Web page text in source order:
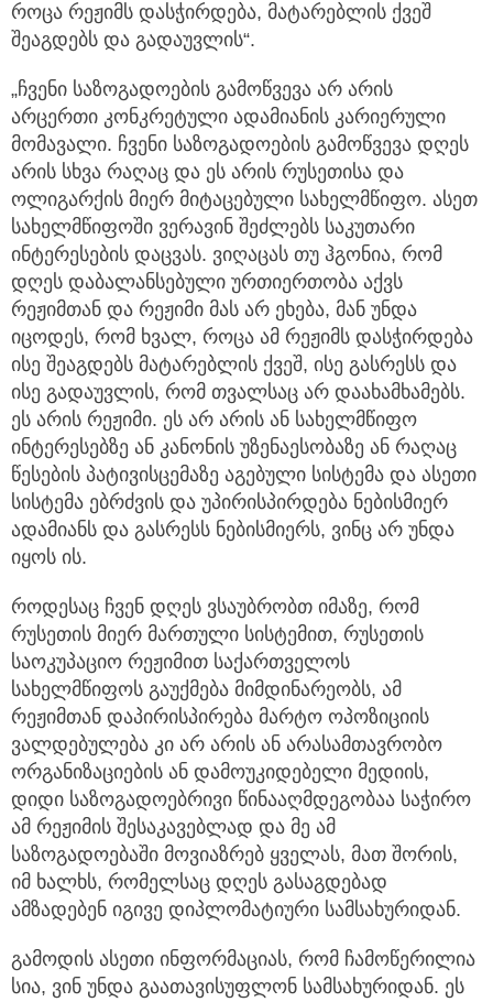
როცა რეჟიმს დასჭირდება, მატარებლის ქვეშ
შეაგდებს და გადაუვლის“.
„ჩვენი საზოგადოების გამოწვევა არ არის
არცერთი კონკრეტული ადამიანის კარიერული
მომავალი. ჩვენი საზოგადოების გამოწვევა დღეს
არის სხვა რაღაც და ეს არის რუსეთისა და
ოლიგარქის მიერ მიტაცებული სახელმწიფო. ასეთ
სახელმწიფოში ვერავინ შეძლებს საკუთარი
ინტერესების დაცვას. ვიღაცას თუ ჰგონია, რომ
დღეს დაბალანსებული ურთიერთობა აქვს
რეჟიმთან და რეჟიმი მას არ ეხება, მან უნდა
იცოდეს, რომ ხვალ, როცა ამ რეჟიმს დასჭირდება
ისე შეაგდებს მატარებლის ქვეშ, ისე გასრესს და
ისე გადაუვლის, რომ თვალსაც არ დაახამხამებს.
ეს არის რეჟიმი. ეს არ არის ან სახელმწიფო
ინტერესებზე ან კანონის უზენაესობაზე ან რაღაც
წესების პატივისცემაზე აგებული სისტემა და ასეთი
სისტემა ებრძვის და უპირისპირდება ნებისმიერ
ადამიანს და გასრესს ნებისმიერს, ვინც არ უნდა
იყოს ის.
როდესაც ჩვენ დღეს ვსაუბრობთ იმაზე, რომ
რუსეთის მიერ მართული სისტემით, რუსეთის
საოკუპაციო რეჟიმით საქართველოს
სახელმწიფოს გაუქმება მიმდინარეობს, ამ
რეჟიმთან დაპირისპირება მარტო ოპოზიციის
ვალდებულება კი არ არის ან არასამთავრობო
ორგანიზაციების ან დამოუკიდებელი მედიის,
დიდი საზოგადოებრივი წინააღმდეგობაა საჭირო
ამ რეჟიმის შესაკავებლად და მე ამ
საზოგადოებაში მოვიაზრებ ყველას, მათ შორის,
იმ ხალხს, რომელსაც დღეს გასაგდებად
ამზადებენ იგივე დიპლომატიური სამსახურიდან.
გამოდის ასეთი ინფორმაციას, რომ ჩამოწერილია
სია, ვინ უნდა გაათავისუფლონ სამსახურიდან. ეს